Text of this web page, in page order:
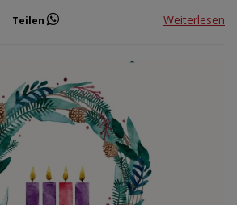
Teilen Weiterlesen